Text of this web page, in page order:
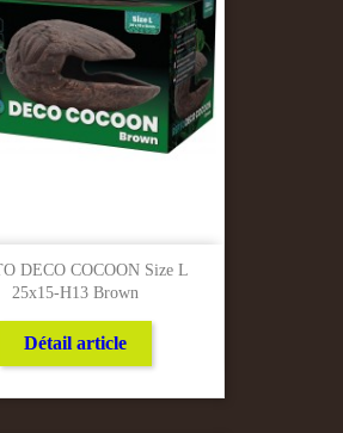
DECO COCOON Size L
25x15-H13 Brown
Détail article